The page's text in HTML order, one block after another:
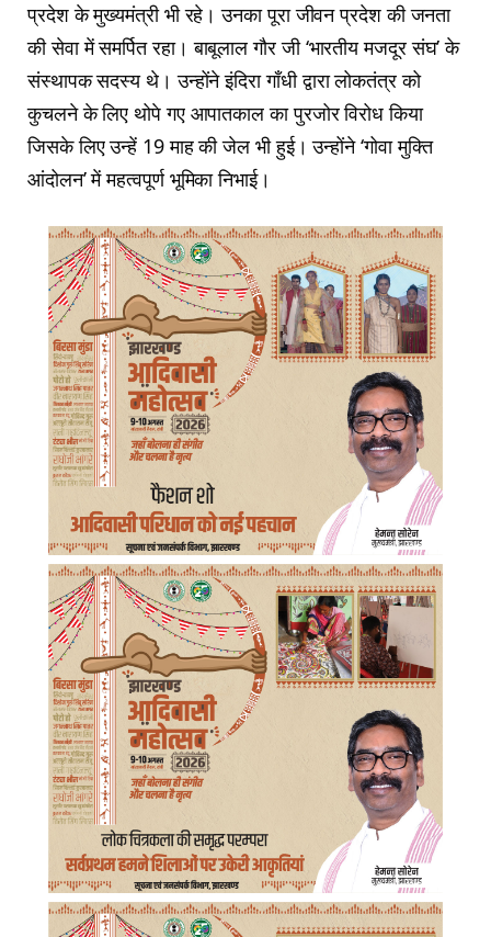
प्रदेश के मुख्यमंत्री भी रहे। उनका पूरा जीवन प्रदेश की जनता
की सेवा में समर्पित रहा। बाबूलाल गौर जी ‘भारतीय मजदूर संघ’ के
संस्थापक सदस्य थे। उन्होंने इंदिरा गाँधी द्वारा लोकतंत्र को
कुचलने के लिए थोपे गए आपातकाल का पुरजोर विरोध किया
जिसके लिए उन्हें 19 माह की जेल भी हुई। उन्होंने ‘गोवा मुक्ति
आंदोलन’ में महत्वपूर्ण भूमिका निभाई।